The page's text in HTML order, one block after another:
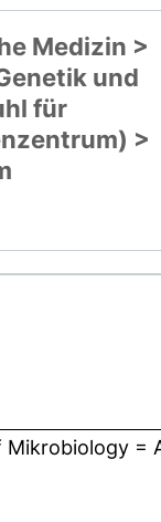
Medizin >
und
für
>
Mikrobiology =